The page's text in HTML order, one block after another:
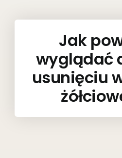
Jak
wyglądać
usunięciu